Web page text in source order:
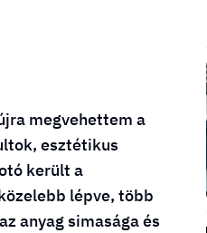
megvehettem a
esztétikus
került a
lépve, több
anyag simasága és